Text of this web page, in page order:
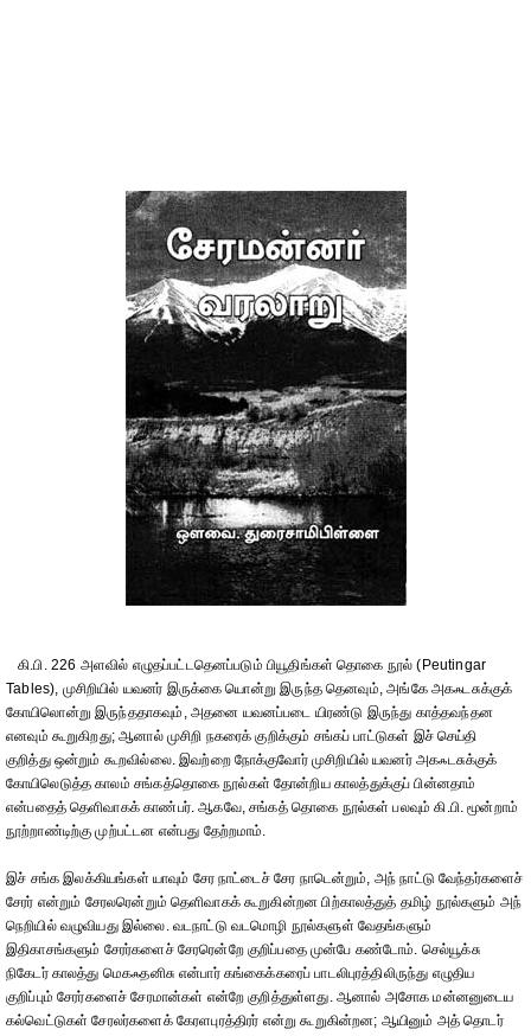
கி.பி. 226 அளவில் எழுதப்பட்டதெனப்படும் பியூதிங்கள் தொகை நூல் (Peutingar
Tables), முசிறியில் யவனர் இருக்கை யொன்று இருந்த தெனவும், அங்கே அகஃடசுக்குக்
கோயிலொன்று இருந்ததாகவும், அதனை யவனப்படை யிரண்டு இருந்து காத்தவந்தன
எனவும் கூறுகிறது; ஆனால் முசிறி நகரைக் குறிக்கும் சங்கப் பாட்டுகள் இச் செய்தி
குறித்து ஒன்றும் கூறவில்லை. இவற்றை நோக்குவோர் முசிறியில் யவனர் அகஃடசுக்குக்
கோயிலெடுத்த காலம் சங்கத்தொகை நூல்கள் தோன்றிய காலத்துக்குப் பின்னதாம்
என்பதைத் தெளிவாகக் காண்பர். ஆகவே, சங்கத் தொகை நூல்கள் பலவும் கி.பி. மூன்றாம்
நூற்றாண்டிற்கு முற்பட்டன என்பது தேற்றமாம்.
இச் சங்க இலக்கியங்கள் யாவும் சேர நாட்டைச் சேர நாடென்றும், அந் நாட்டு வேந்தர்களைச்
சேரர் என்றும் சேரலரென்றும் தெளிவாகக் கூறுகின்றன பிற்காலத்துத் தமிழ் நூல்களும் அந்
நெறியில் வழுவியது இல்லை. வடநாட்டு வடமொழி நூல்களுள் வேதங்களும்
இதிகாசங்களும் சேரர்களைச் சேரரென்றே குறிப்பதை முன்பே கண்டோம். செல்யூக்சு
நிகேடர் காலத்து மெகஃதனிசு என்பார் கங்கைக்கரைப் பாடலிபுரத்திலிருந்து எழுதிய
குறிப்பும் சேரர்களைச் சேரமான்கள் என்றே குறித்துள்ளது. ஆனால் அசோக மன்னனுடைய
கல்வெட்டுகள் சேரலர்களைக் கேரளபுரத்திரர் என்று கூறுகின்றன; ஆயினும் அத் தொடர்